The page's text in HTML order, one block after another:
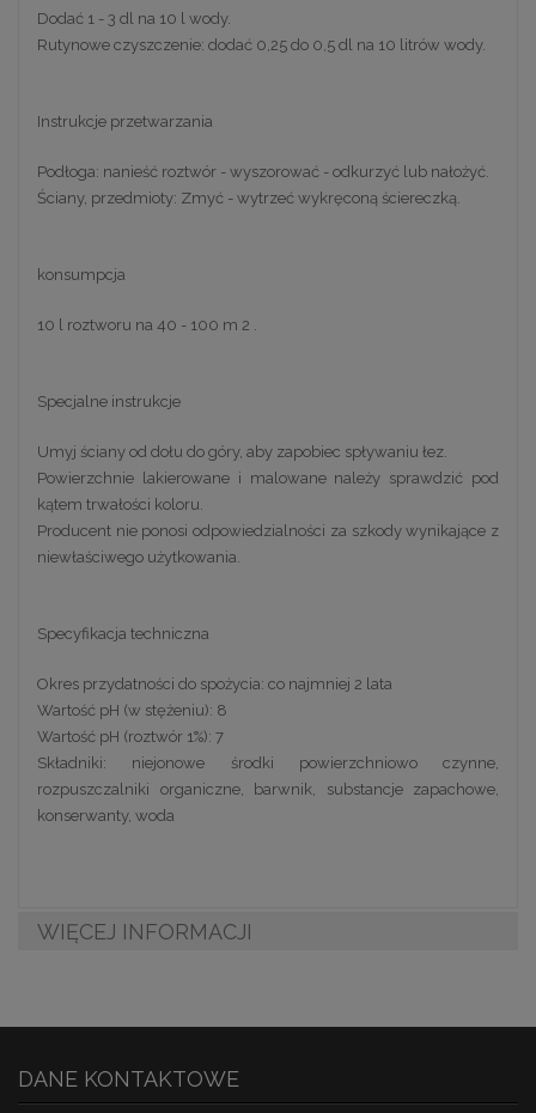
Dodać 1 - 3 dl na 10 l wody.
Rutynowe czyszczenie: dodać 0,25 do 0,5 dl na 10 litrów wody.
Instrukcje przetwarzania
Podłoga: nanieść roztwór - wyszorować - odkurzyć lub nałożyć.
Ściany, przedmioty: Zmyć - wytrzeć wykręconą ściereczką.
konsumpcja
10 l roztworu na 40 - 100 m 2 .
Specjalne instrukcje
Umyj ściany od dołu do góry, aby zapobiec spływaniu łez.
Powierzchnie lakierowane i malowane należy sprawdzić pod
kątem trwałości koloru.
Producent nie ponosi odpowiedzialności za szkody wynikające z
niewłaściwego użytkowania.
Specyfikacja techniczna
Okres przydatności do spożycia: co najmniej 2 lata
Wartość pH (w stężeniu): 8
Wartość pH (roztwór 1%): 7
Składniki: niejonowe środki powierzchniowo czynne,
rozpuszczalniki organiczne, barwnik, substancje zapachowe,
konserwanty, woda
WIĘCEJ INFORMACJI
DANE KONTAKTOWE